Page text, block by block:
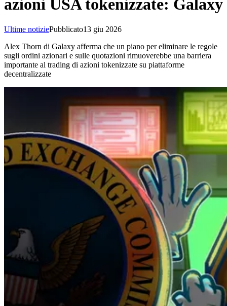
azioni USA tokenizzate: Galaxy
Ultime notiziePubblicato13 giu 2026
Alex Thorn di Galaxy afferma che un piano per eliminare le regole
sugli ordini azionari e sulle quotazioni rimuoverebbe una barriera
importante al trading di azioni tokenizzate su piattaforme
decentralizzate